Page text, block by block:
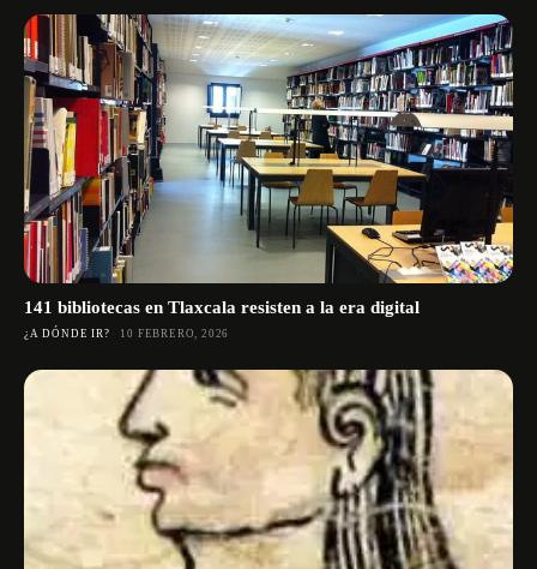
141 bibliotecas en Tlaxcala resisten a la era digital
¿A DÓNDE IR? 10 FEBRERO, 2026